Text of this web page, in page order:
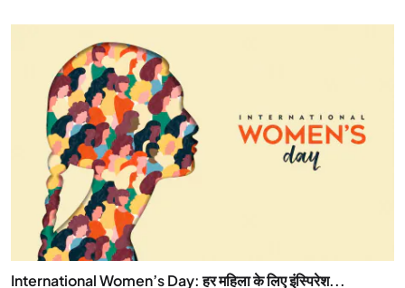
International Women’s Day: हर महिला के लिए इंस्पिरेश...